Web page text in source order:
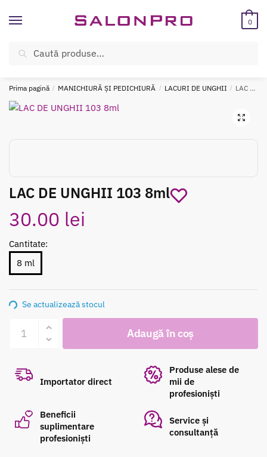
Caută
Caută
0
ÎNREGISTREAZĂ-TE SI BENEFICIEAZĂ DE CADOURI ȘI REDUCERI
Prima pagină / MANICHIURĂ ȘI PEDICHIURĂ / LACURI DE UNGHII / LAC DE UNGHII 103 8ml
LAC DE UNGHII 103 8ml
30.00 lei
Cantitate:
8 ml
Se actualizează stocul
LAC
UNGHII
103
Adaugă în coș
Importator direct
Produse alese de
mii de
profesioniști
Beneficii
suplimentare
profesioniști
Service și
consultanță